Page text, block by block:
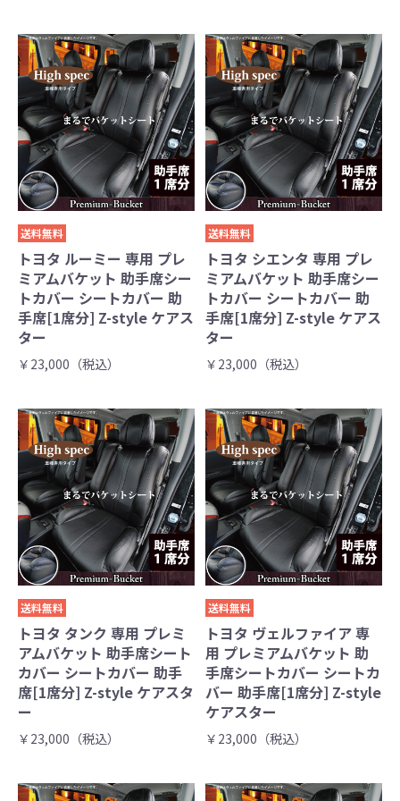
送料無料
トヨタ ルーミー 専用 プレ
ミアムバケット 助手席シー
トカバー シートカバー 助
手席[1席分] Z-style ケアス
ター
￥23,000（税込）
送料無料
トヨタ シエンタ 専用 プレ
ミアムバケット 助手席シー
トカバー シートカバー 助
手席[1席分] Z-style ケアス
ター
￥23,000（税込）
送料無料
トヨタ タンク 専用 プレミ
アムバケット 助手席シート
カバー シートカバー 助手
席[1席分] Z-style ケアスタ
ー
￥23,000（税込）
送料無料
トヨタ ヴェルファイア 専
用 プレミアムバケット 助
手席シートカバー シートカ
バー 助手席[1席分] Z-style
ケアスター
￥23,000（税込）